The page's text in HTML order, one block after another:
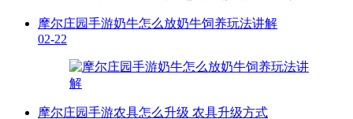
摩尔庄园手游奶牛怎么放奶牛饲养玩法讲解
02-22
摩尔庄园手游农具怎么升级 农具升级方式